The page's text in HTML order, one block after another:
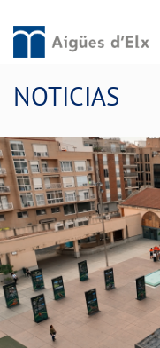
NOTICIAS